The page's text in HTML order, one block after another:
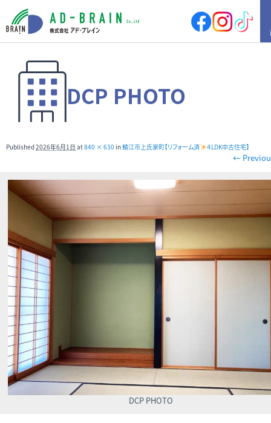
HOME
買いたい
売地
店舗付住宅
マンション
借りたい 店舗・事務所
倉庫
土地
その他
売りたい サポート内容
売却の流れ
無料査定・売却・買取
お役立ち
情報
資産活用・売却の豆知識
会社案内 特長・サービス
スタッフ紹介
アクセス
DCP PHOTO
Published2026年6月1日 at840 × 630 in鯖江市上氏家町【リフォーム済 ４LDK中古住宅】
←
DCP PHOTO